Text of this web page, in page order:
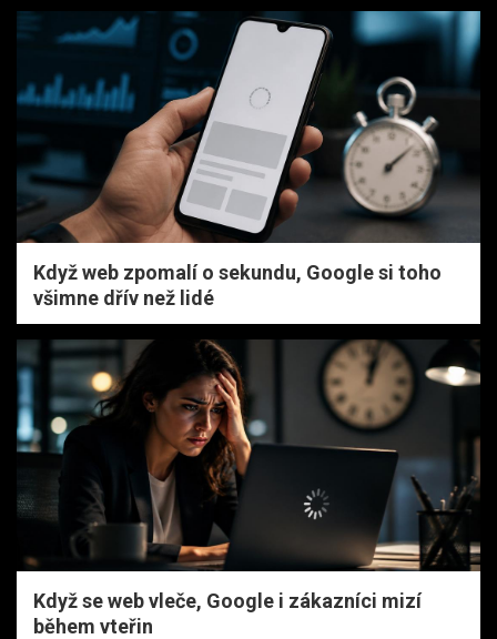
Když web zpomalí o sekundu, Google si toho
všimne dřív než lidé
Když se web vleče, Google i zákazníci mizí
během vteřin